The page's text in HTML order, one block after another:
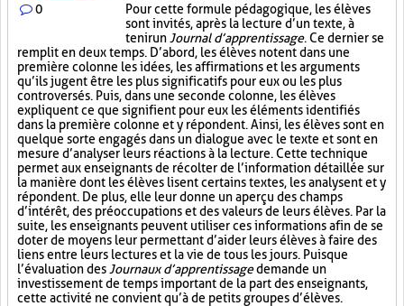
0
Pour cette formule pédagogique, les élèves
sont invités, après la lecture d’un texte, à
tenir un Journal d’apprentissage. Ce dernier se
remplit en deux temps. D’abord, les élèves notent dans une
première colonne les idées, les affirmations et les arguments
qu’ils jugent être les plus significatifs pour eux ou les plus
controversés. Puis, dans une seconde colonne, les élèves
expliquent ce que signifient pour eux les éléments identifiés
dans la première colonne et y répondent. Ainsi, les élèves sont en
quelque sorte engagés dans un dialogue avec le texte et sont en
mesure d’analyser leurs réactions à la lecture. Cette technique
permet aux enseignants de récolter de l’information détaillée sur
la manière dont les élèves lisent certains textes, les analysent et y
répondent. De plus, elle leur donne un aperçu des champs
d’intérêt, des préoccupations et des valeurs de leurs élèves. Par la
suite, les enseignants peuvent utiliser ces informations afin de se
doter de moyens leur permettant d’aider leurs élèves à faire des
liens entre leurs lectures et la vie de tous les jours. Puisque
l’évaluation des Journaux d’apprentissagedemande un
investissement de temps important de la part des enseignants,
cette activité ne convient qu’à de petits groupes d’élèves.